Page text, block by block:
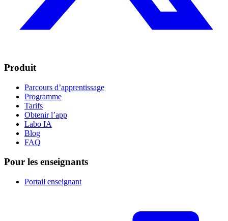
Produit
Parcours d’apprentissage
Programme
Tarifs
Obtenir l’app
Labo IA
Blog
FAQ
Pour les enseignants
Portail enseignant